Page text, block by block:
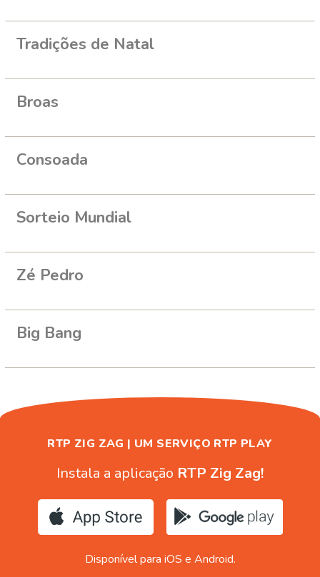
Tradições de Natal
Broas
Consoada
Sorteio Mundial
Zé Pedro
Big Bang
RTP ZIG ZAG | UM SERVIÇO RTP PLAY
Instala a aplicação RTP Zig Zag!
Disponível para iOS e Android.